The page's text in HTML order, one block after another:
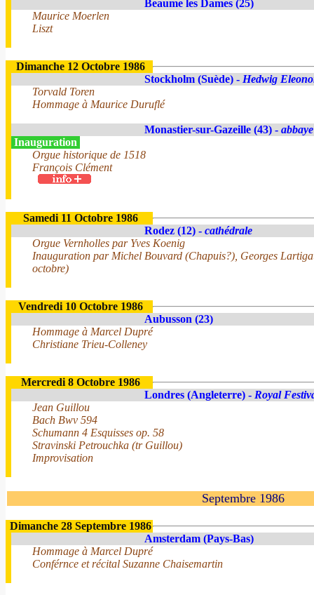
Beaume les Dames (25)
Maurice Moerlen
Liszt
Dimanche 12 Octobre 1986
Stockholm (Suède) - Hedwig
Torvald Toren
Hommage à Maurice Duruflé
Monastier-sur-Gazeille (43) - abbaye
Inauguration
Orgue historique de 1518
François Clément
Samedi 11 Octobre 1986
Rodez (12) - cathédrale
Orgue Vernholles par Yves Koenig
Inauguration par Michel Bouvard (Chapuis?), Georges
octobre)
Vendredi 10 Octobre 1986
Aubusson (23)
Hommage à Marcel Dupré
Christiane Trieu-Colleney
Mercredi 8 Octobre 1986
Londres (Angleterre) - Royal
Jean Guillou
Bach Bwv 594
Schumann 4 Esquisses op. 58
Stravinski Petrouchka (tr Guillou)
Improvisation
Septembre 1986
Dimanche 28 Septembre 1986
Amsterdam (Pays-Bas)
Hommage à Marcel Dupré
Conférnce et récital Suzanne Chaisemartin